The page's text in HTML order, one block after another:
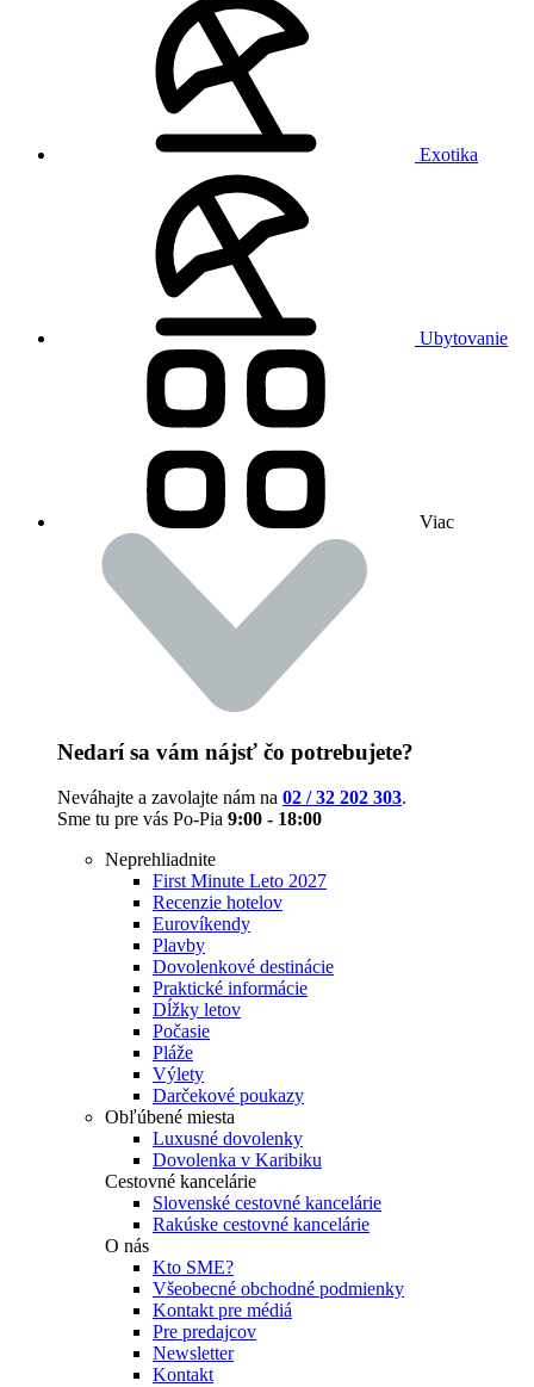
Exotika
Ubytovanie
Viac
Nedarí sa vám nájsť čo potrebujete?
Neváhajte a zavolajte nám na 02 / 32 202 303.
Sme tu pre vás Po-Pia 9:00 - 18:00
Neprehliadnite
First Minute Leto 2027
Recenzie hotelov
Eurovíkendy
Plavby
Dovolenkové destinácie
Praktické informácie
Dĺžky letov
Počasie
Pláže
Výlety
Darčekové poukazy
Obľúbené miesta
Luxusné dovolenky
Dovolenka v Karibiku
Cestovné kancelárie
Slovenské cestovné kancelárie
Rakúske cestovné kancelárie
O nás
Kto SME?
Všeobecné obchodné podmienky
Kontakt pre médiá
Pre predajcov
Newsletter
Kontakt